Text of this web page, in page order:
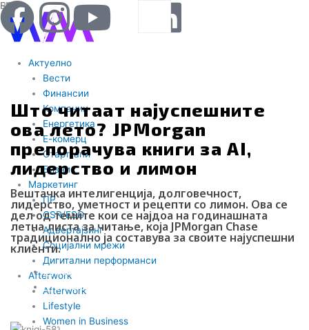
Skip
to
content
RS
ENGF
a
c
e
b
o
o
k
I
n
s
t
a
g
r
a
m
Y
o
t
u
b
e
-
t
i
k
-
L
k
e
d
i
Search
Актуелно
Вести
Финансии
Компании
Енергетика
Е-комерц
Старт-апи
Бизнис
Маркетинг
ПР
CSR/ESG
Адвертајзинг
Социјални мрежи
Дигитални перформанси
Afterwork
Afterwork
Lifestyle
Women in Business
Што читаат најуспешните
ова лето? JPMorgan
препорачува книги за AI,
лидерство и лимон
Вештачка интелигенција, долговечност,
лидерство, уметност и рецепти со лимон. Ова се
дел од темите кои се најдоа на годинашната
летна листа за читање, која JPMorgan Chase
традиционално ја составува за своите најуспешни
клиенти.
Webmind Редакција
01/06/2026